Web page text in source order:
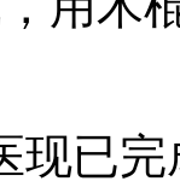
已完